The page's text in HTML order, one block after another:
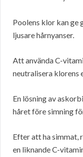
Poolens klor kan ge
ljusare hårnyanser.
Att använda C-
neutralisera klorens
En lösning av
håret före simning
Efter att ha simmat,
en liknande C-